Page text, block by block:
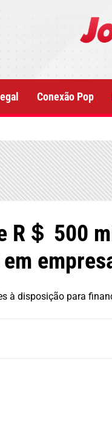
Conexão Pop
R＄ 500
à disposição para